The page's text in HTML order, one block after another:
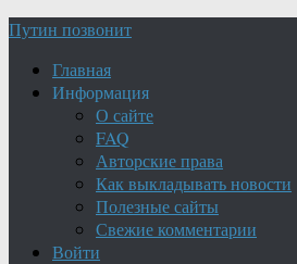
Путин позвонит
Главная
Информация
О сайте
FAQ
Авторские права
Как выкладывать новости
Полезные сайты
Свежие комментарии
Войти